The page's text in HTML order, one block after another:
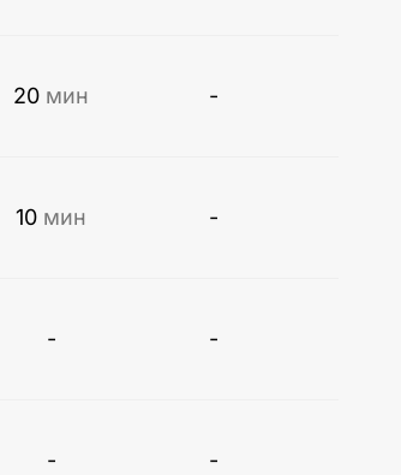
20 мин -
10 мин -
- -
- -